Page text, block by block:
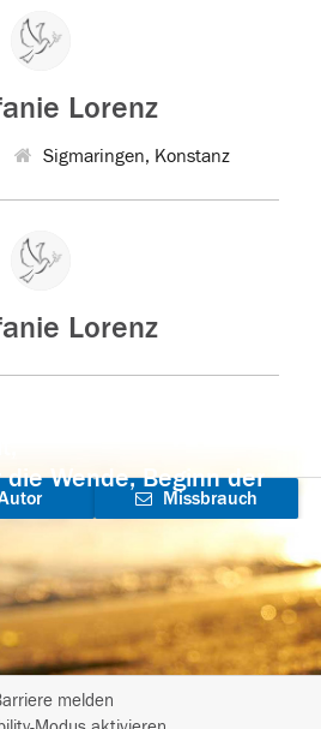
Lorenz
Sigmaringen, Konstanz
Lorenz
Wende, Beginn der
Missbrauch
melden